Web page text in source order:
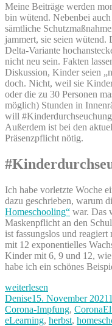
Meine Beiträge werden
bin wütend. Nebenbei
sämtliche
jammert, sie seien wütend.
Delta-Variante
nicht neu sein. Fakten
Diskussion, Kinder seien
doch. Nicht, weil sie
oder die zu 30 Personen
möglich) Stunden in
will
Außerdem ist bei den
Präsenzpflicht nötig.
Ich habe vorletzte Woche
dazu geschrieben, warum
Homeschooling“ war. Das
Maskenpflicht an den
ist fassungslos und
mit 12 exponentielles
Kinder mit 6, 9 und 12,
habe ich ein schönes
–
hebt
die
weiterlesen
Autor
DeniseVeröffentlicht
am
15. November 2021
Corona-Impfung,
eLearning, herbst,